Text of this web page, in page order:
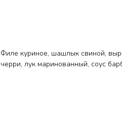
Филе куриное, шашлык свиной,
черри, лук маринованный, соус